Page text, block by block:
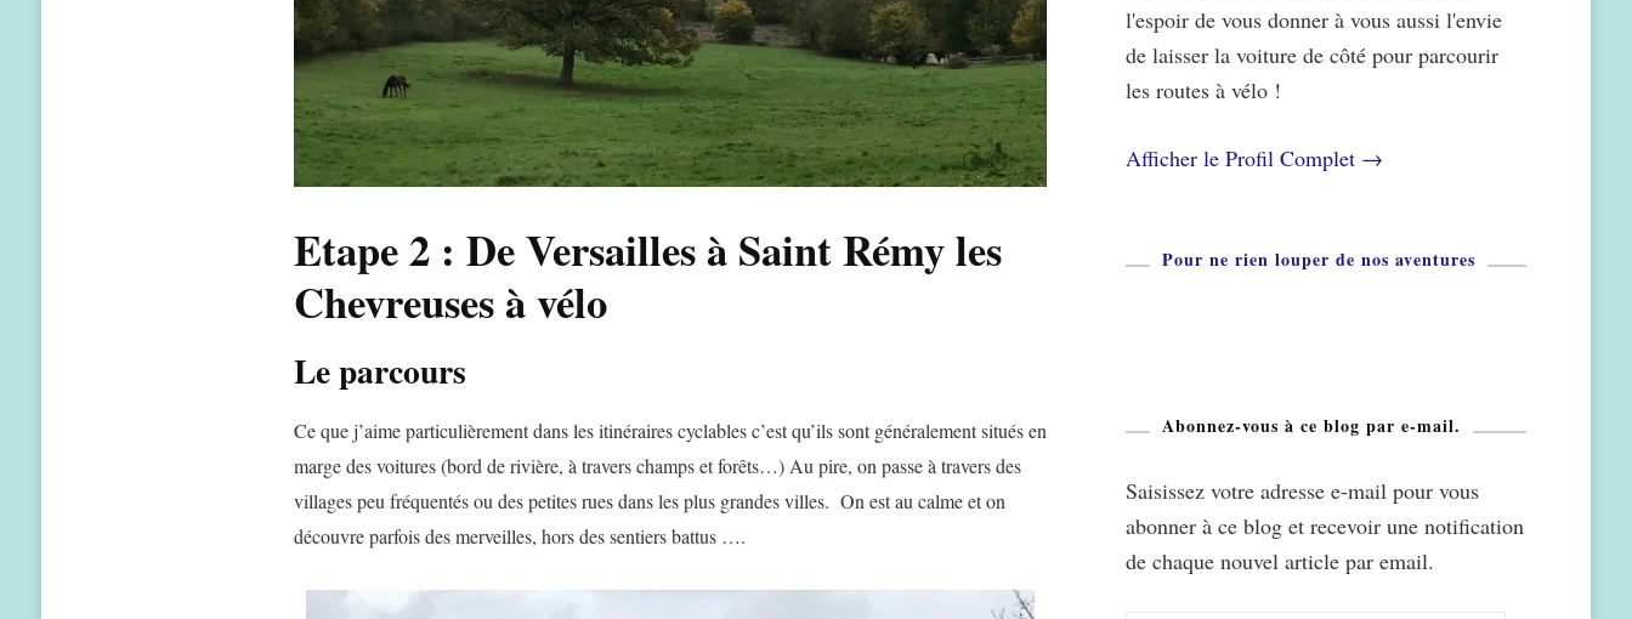
Etape 2 : De Versailles à Saint Rémy les
Chevreuses à vélo
Le parcours
Ce que j’aime particulièrement dans les itinéraires cyclables c’est qu’ils sont généralement situés en
marge des voitures (bord de rivière, à travers champs et forêts…) Au pire, on passe à travers des
villages peu fréquentés ou des petites rues dans les plus grandes villes. On est au calme et on
découvre parfois des merveilles, hors des sentiers battus ….
l'espoir de vous donner à vous aussi l'envie
de laisser la voiture de côté pour parcourir
les routes à vélo !
Afficher le Profil Complet →
Pour ne rien louper de nos aventures
Abonnez-vous à ce blog par e-mail.
Saisissez votre adresse e-mail pour vous
abonner à ce blog et recevoir une notification
de chaque nouvel article par email.